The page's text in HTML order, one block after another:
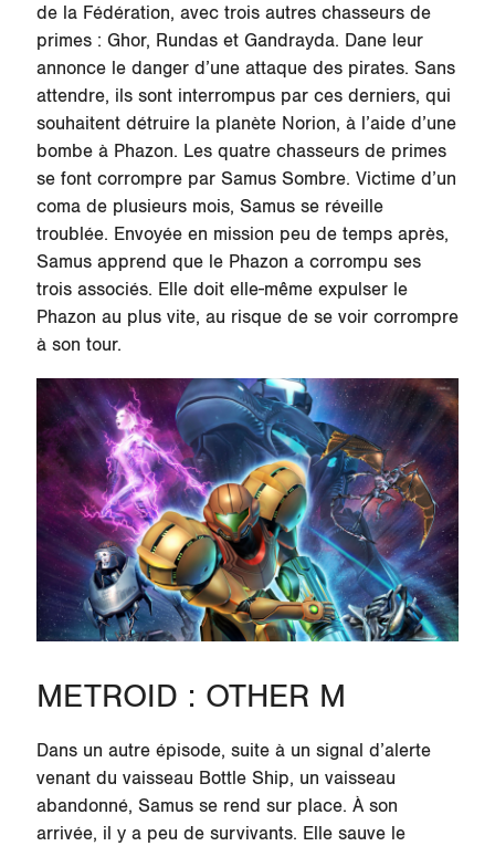
de la Fédération, avec trois autres chasseurs de
primes : Ghor, Rundas et Gandrayda. Dane leur
annonce le danger d’une attaque des pirates. Sans
attendre, ils sont interrompus par ces derniers, qui
souhaitent détruire la planète Norion, à l’aide d’une
bombe à Phazon. Les quatre chasseurs de primes
se font corrompre par Samus Sombre. Victime d’un
coma de plusieurs mois, Samus se réveille
troublée. Envoyée en mission peu de temps après,
Samus apprend que le Phazon a corrompu ses
trois associés. Elle doit elle-même expulser le
Phazon au plus vite, au risque de se voir corrompre
à son tour.
METROID : OTHER M
Dans un autre épisode, suite à un signal d’alerte
venant du vaisseau Bottle Ship, un vaisseau
abandonné, Samus se rend sur place. À son
arrivée, il y a peu de survivants. Elle sauve le